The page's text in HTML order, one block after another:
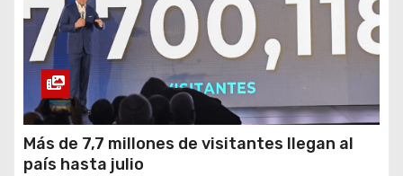
Más de 7,7 millones de visitantes llegan al
país hasta julio